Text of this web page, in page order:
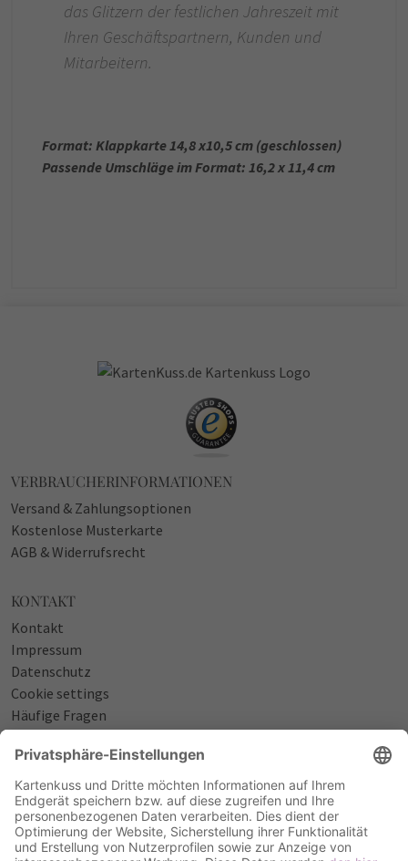
das Glitzern der festlichen Jahreszeit mit
Ihren Geschäftspartnern, Kunden und
Mitarbeitern.
Format: Klappkarte 14,8 x10,5 cm (geschlossen)
Passende Umschläge im Format: 16,2 x 11,4 cm
VERBRAUCHERINFORMATIONEN
Versand & Zahlungsoptionen
Kostenlose Musterkarte
AGB & Widerrufsrecht
KONTAKT
Kontakt
Impressum
Datenschutz
Cookie settings
Häufige Fragen
NÜTZLICHES
Sprüche zur Geburt
Einladungstexte zum Geburtstag
Einladungstexte zur Silberhochzeit